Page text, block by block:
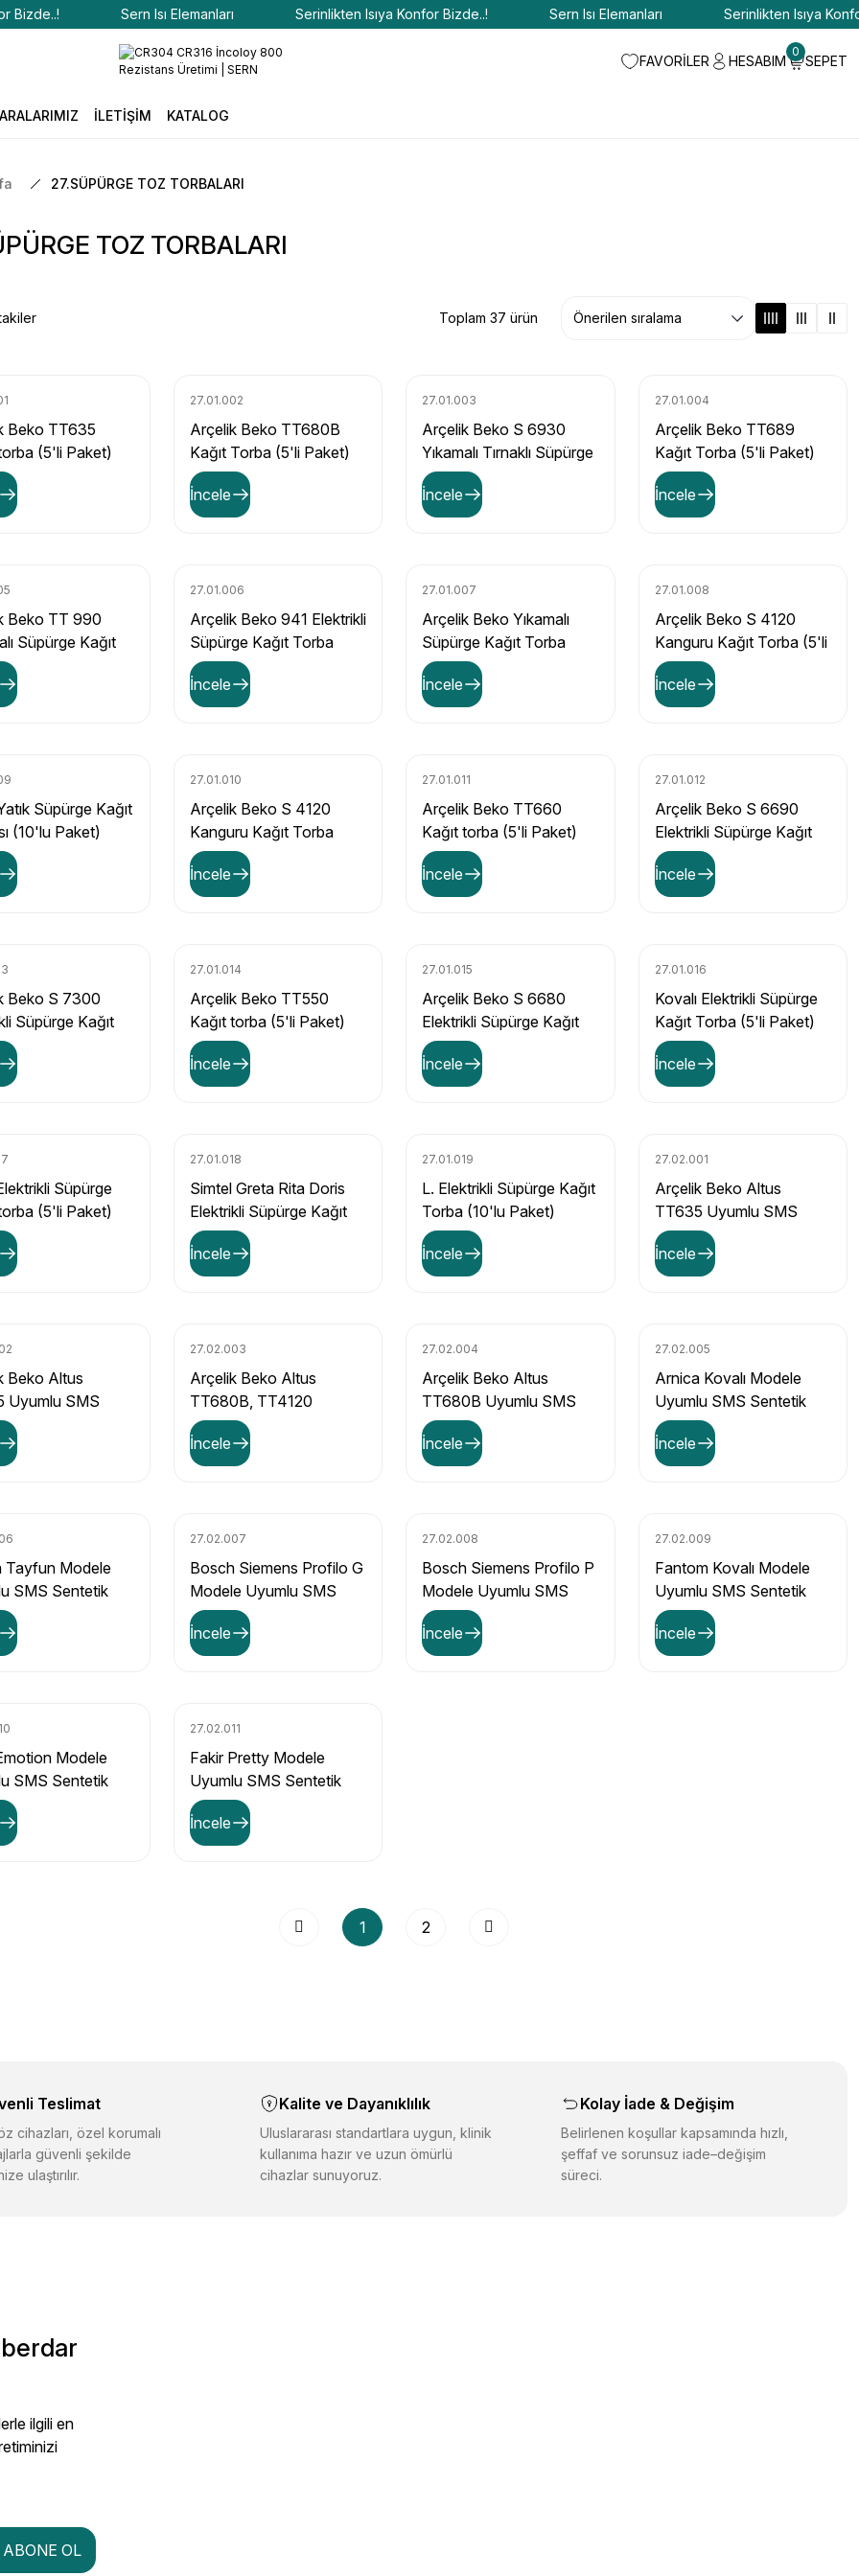
Sern Isı Elemanları Serinlikten Isıya Konfor Bizde..! Sern Isı Elemanları Serinlikten Isıya Konfor
FAVORİLER HESABIM SEPET
0
İLETİŞİM KATALOG
27.SÜPÜRGE TOZ TORBALARI
TOZ TORBALARI
Toplam 37 ürün
Beko TT635
(5'li Paket)
27.01.002
Arçelik Beko TT680B
Kağıt Torba (5'li Paket)
İncele
27.01.003
Arçelik Beko S 6930
Yıkamalı Tırnaklı Süpürge
Kağıt Torba (10'lu Paket)
İncele
27.01.004
Arçelik Beko TT689
Kağıt Torba (5'li Paket)
İncele
Beko TT 990
Süpürge Kağıt
Paket)
27.01.006
Arçelik Beko 941 Elektrikli
Süpürge Kağıt Torba
(10'lu Paket)
İncele
27.01.007
Arçelik Beko Yıkamalı
Süpürge Kağıt Torba
(10'lu Paket)
İncele
27.01.008
Arçelik Beko S 4120
Kanguru Kağıt Torba (5'li
Paket)
İncele
Süpürge Kağıt
(10'lu Paket)
27.01.010
Arçelik Beko S 4120
Kanguru Kağıt Torba
(10'lu Paket)
İncele
27.01.011
Arçelik Beko TT660
Kağıt torba (5'li Paket)
İncele
27.01.012
Arçelik Beko S 6690
Elektrikli Süpürge Kağıt
Torba (10'lu Paket)
İncele
Beko S 7300
Süpürge Kağıt
Paket)
27.01.014
Arçelik Beko TT550
Kağıt torba (5'li Paket)
İncele
27.01.015
Arçelik Beko S 6680
Elektrikli Süpürge Kağıt
Torba (10'lu Paket)
İncele
27.01.016
Kovalı Elektrikli Süpürge
Kağıt Torba (5'li Paket)
İncele
Süpürge
(5'li Paket)
27.01.018
Simtel Greta Rita Doris
Elektrikli Süpürge Kağıt
Torba (10'lu Paket)
İncele
27.01.019
L. Elektrikli Süpürge Kağıt
Torba (10'lu Paket)
İncele
27.02.001
Arçelik Beko Altus
TT635 Uyumlu SMS
Sentetik Kumaş Elektrikli
Süpürge Toz Torbası (5'li
Paket)
İncele
Beko Altus
Uyumlu SMS
Elektrikli
Toz Torbası (5'li
27.02.003
Arçelik Beko Altus
TT680B, TT4120
Uyumlu SMS Sentetik
Elektrikli Süpürge Toz
Torbası (5'li Paket)
İncele
27.02.004
Arçelik Beko Altus
TT680B Uyumlu SMS
Sentetik Elektrikli
Süpürge Toz Torbası (5'li
Paket)
İncele
27.02.005
Arnica Kovalı Modele
Uyumlu SMS Sentetik
Elektrikli Süpürge Toz
Torbası (5'li Paket)
İncele
Tayfun Modele
SMS Sentetik
Süpürge Toz
(5'li Paket)
27.02.007
Bosch Siemens Profilo G
Modele Uyumlu SMS
Sentetik Elektrikli
Süpürge Toz Torbası (5'li
Paket)
İncele
27.02.008
Bosch Siemens Profilo P
Modele Uyumlu SMS
Sentetik Elektrikli
Süpürge Toz Torbası (5'li
Paket)
İncele
27.02.009
Fantom Kovalı Modele
Uyumlu SMS Sentetik
Elektrikli Süpürge Toz
Torbası (5'li Paket)
İncele
Modele
SMS Sentetik
Süpürge Toz
(5'li Paket)
27.02.011
Fakir Pretty Modele
Uyumlu SMS Sentetik
Elektrikli Süpürge Toz
Torbası (5'li Paket)
İncele
1 2
Teslimat
cihazları, özel korumalı
güvenli şekilde
ulaştırılır.
Kalite ve Dayanıklılık
Uluslararası standartlara uygun, klinik
kullanıma hazır ve uzun ömürlü
cihazlar sunuyoruz.
Kolay İade & Değişim
Belirlenen koşullar kapsamında hızlı,
şeffaf ve sorunsuz iade–değişim
süreci.
ilgili en
ABONE OL